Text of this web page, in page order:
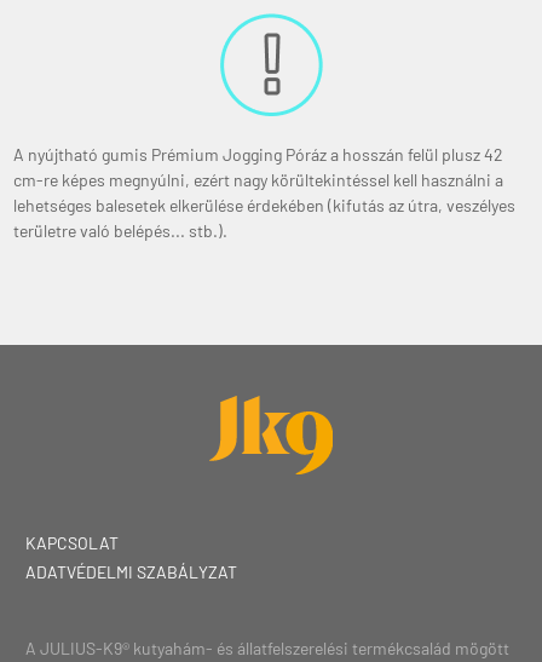
A nyújtható gumis Prémium Jogging Póráz a hosszán felül plusz 42
cm-re képes megnyúlni, ezért nagy körültekintéssel kell használni a
lehetséges balesetek elkerülése érdekében (kifutás az útra, veszélyes
területre való belépés... stb.).
KAPCSOLAT
ADATVÉDELMI SZABÁLYZAT
A JULIUS-K9® kutyahám- és állatfelszerelési termékcsalád mögött